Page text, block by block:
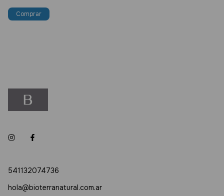
541132074736
hola@bioterranatural.com.ar